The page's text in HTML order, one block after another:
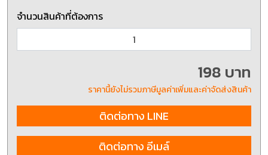
จำนวนสินค้าที่ต้องการ
198 บาท
ราคานี้ยังไม่รวมภาษีมูลค่าเพิ่มและค่าจัดส่งสินค้า
ติดต่อทาง LINE
ติดต่อทาง อีเมล์